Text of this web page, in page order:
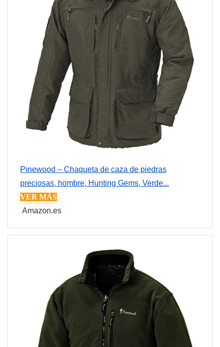
Pinewood – Chaqueta de caza de piedras
preciosas, hombre, Hunting Gems, Verde...
VER MÁS
Amazon.es